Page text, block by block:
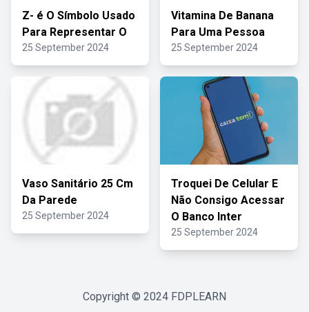
Z- é O Símbolo Usado
Para Representar O
25 September 2024
Vitamina De Banana
Para Uma Pessoa
25 September 2024
Vaso Sanitário 25 Cm
Da Parede
25 September 2024
Troquei De Celular E
Não Consigo Acessar
O Banco Inter
25 September 2024
Copyright © 2024 FDPLEARN